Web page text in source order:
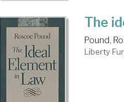
The
Pound,
Liberty